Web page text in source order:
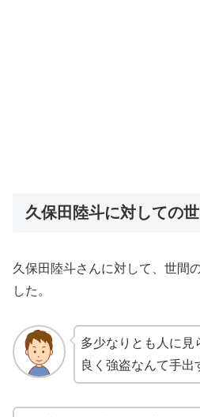
久保田陸斗に対しての
久保田陸斗さんに対して、世間
した。
多少なりとも人に見
良く強盗なんて手出